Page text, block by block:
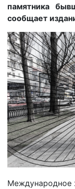
памятника
сообщает
Международное